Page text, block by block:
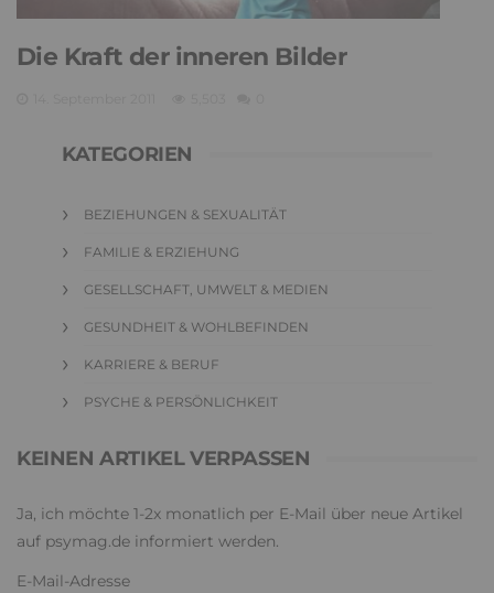
Die Kraft der inneren Bilder
KATEGORIEN
BEZIEHUNGEN & SEXUALITÄT
FAMILIE & ERZIEHUNG
GESELLSCHAFT, UMWELT & MEDIEN
GESUNDHEIT & WOHLBEFINDEN
KARRIERE & BERUF
PSYCHE & PERSÖNLICHKEIT
KEINEN ARTIKEL VERPASSEN
Ja, ich möchte 1-2x monatlich per E-Mail über neue Artikel
auf psymag.de informiert werden.
E-Mail-Adresse